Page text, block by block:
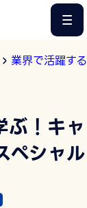
業界で活躍す
！キャ
ペシャル